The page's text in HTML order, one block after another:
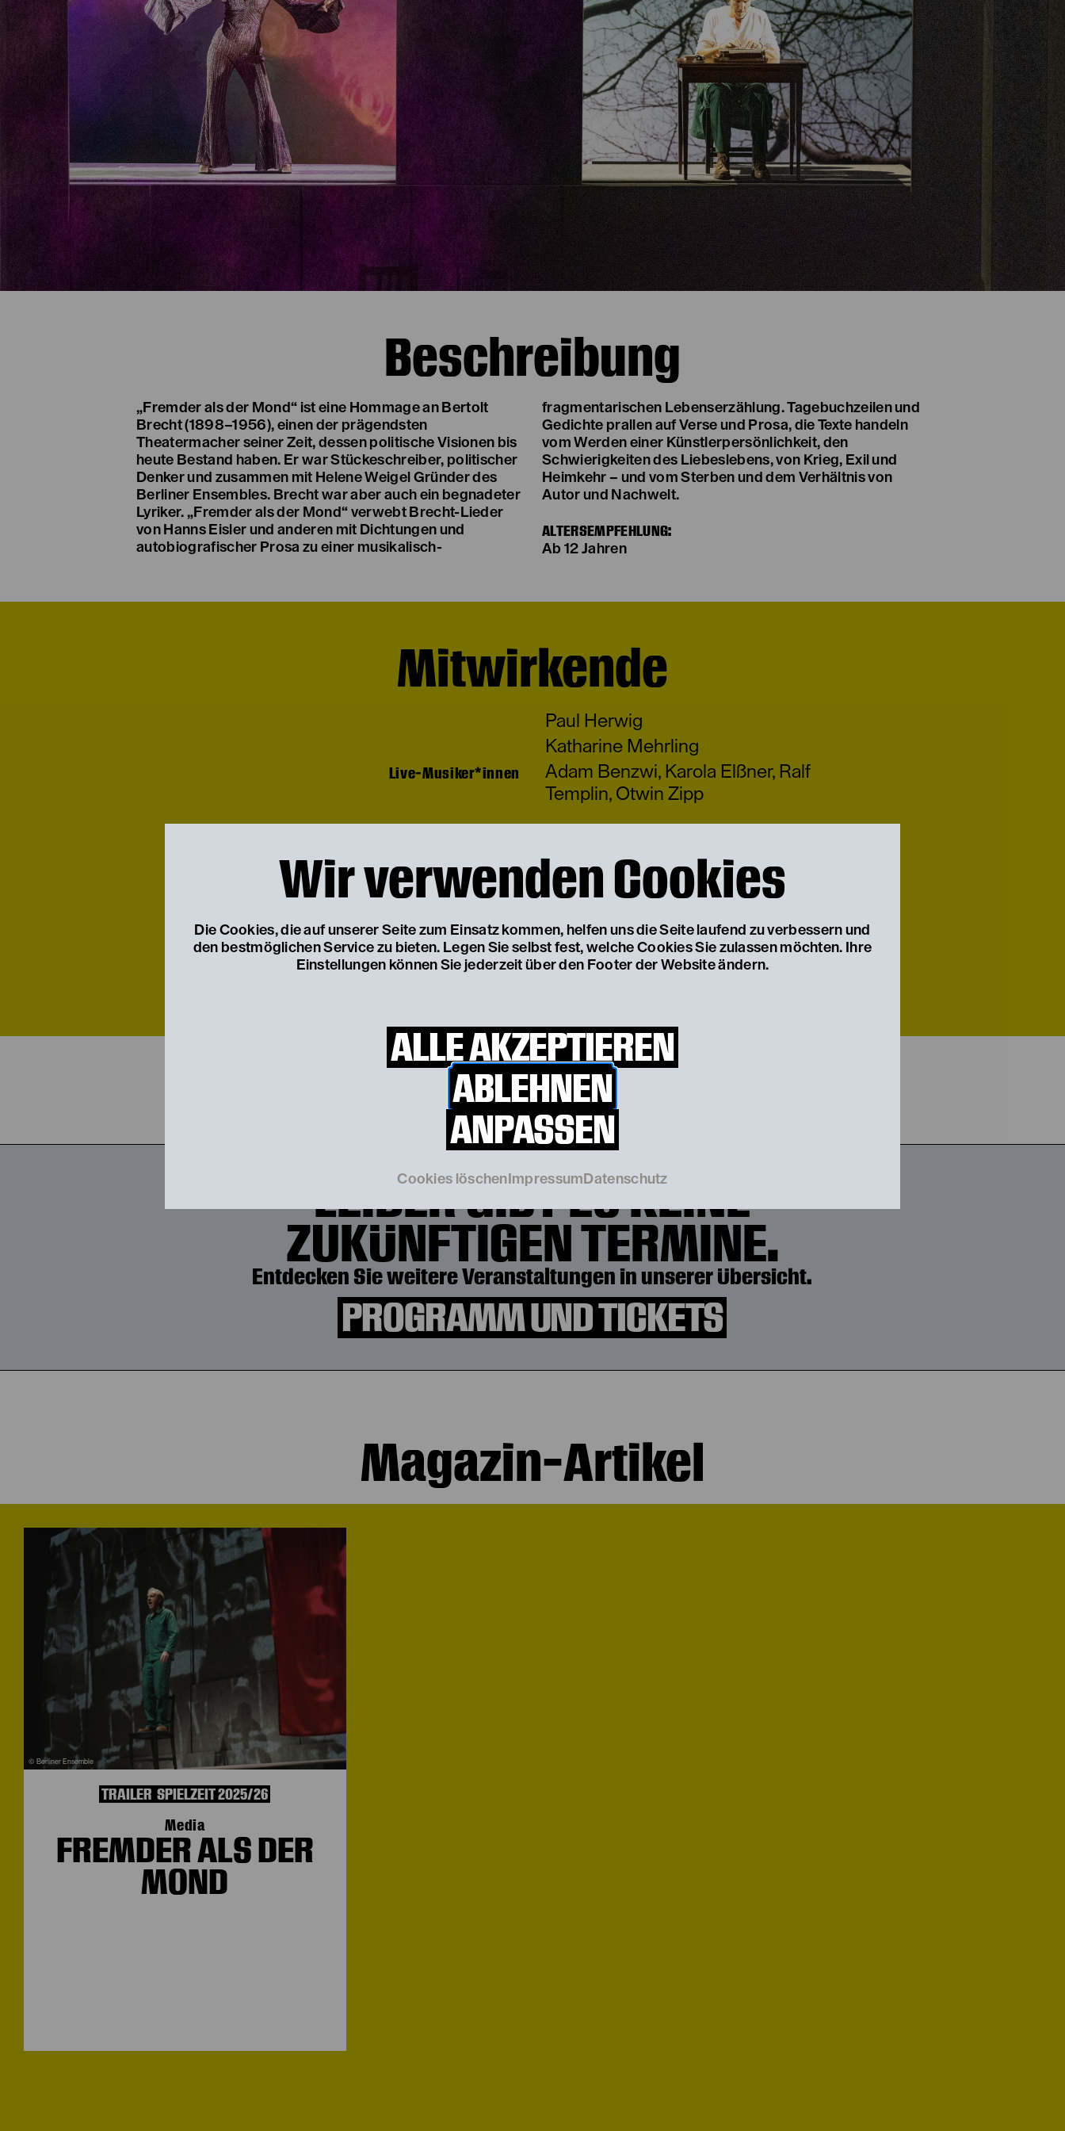
Wir verwenden Cookies
Die Cookies, die auf unserer Seite zum Einsatz kommen, helfen uns die Seite laufend zu verbessern und
den bestmöglichen Service zu bieten. Legen Sie selbst fest, welche Cookies Sie zulassen möchten. Ihre
Einstellungen können Sie jederzeit über den Footer der Website ändern.
ALLE AKZEPTIEREN
ABLEHNEN
ANPASSEN
Cookies löschen Impressum Datenschutz
Beschreibung
„Fremder als der Mond“ ist eine Hommage an Bertolt
Brecht (1898–1956), einen der prägendsten
Theatermacher seiner Zeit, dessen politische Visionen bis
heute Bestand haben. Er war Stückeschreiber, politischer
Denker und zusammen mit Helene Weigel Gründer des
Berliner Ensembles. Brecht war aber auch ein begnadeter
Lyriker. „Fremder als der Mond“ verwebt Brecht-Lieder
von Hanns Eisler und anderen mit Dichtungen und
autobiografischer Prosa zu einer musikalisch-
fragmentarischen Lebenserzählung. Tagebuchzeilen und
Gedichte prallen auf Verse und Prosa, die Texte handeln
vom Werden einer Künstlerpersönlichkeit, den
Schwierigkeiten des Liebeslebens, von Krieg, Exil und
Heimkehr – und vom Sterben und dem Verhältnis von
Autor und Nachwelt.
ALTERSEMPFEHLUNG:
Ab 12 Jahren
Mitwirkende
Paul Herwig
Katharine Mehrling
Live-Musiker*innen
Adam Benzwi, Karola Elßner, Ralf
Templin, Otwin Zipp
Musikalische Leitung
Adam Benzwi
Bühne
Hansjörg Hartung
Video
Andreas Deinert
Dramaturgie
Lucien Strauch
Weitere Termine
LEIDER GIBT ES KEINE
ZUKÜNFTIGEN TERMINE.
Entdecken Sie weitere Veranstaltungen in unserer Übersicht.
PROGRAMM UND TICKETS
Magazin-Artikel
© Berliner Ensemble
Media
FREMDER ALS DER
MOND
TRAILER SPIELZEIT 2025/26